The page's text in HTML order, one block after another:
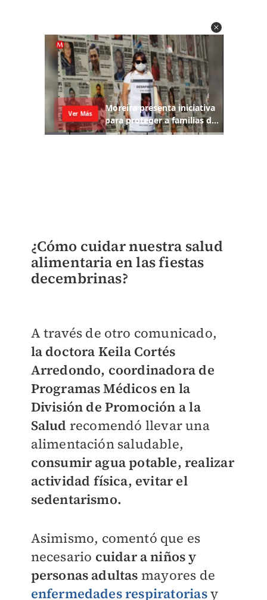
¿Cómo cuidar nuestra salud
alimentaria en las fiestas
decembrinas?
A través de otro comunicado,
la doctora Keila Cortés
Arredondo, coordinadora de
Programas Médicos en la
División de Promoción a la
Salud recomendó llevar una
alimentación saludable,
consumir agua potable, realizar
actividad física, evitar el
sedentarismo.
Asimismo, comentó que es
necesario cuidar a niños y
personas adultas mayores de
enfermedades respiratoriasy